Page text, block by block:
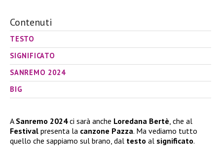
Contenuti
TESTO
SIGNIFICATO
SANREMO 2024
BIG
A Sanremo 2024ci sarà anche Loredana Bertè, che al
Festival presenta la canzone Pazza. Ma vediamo tutto
quello che sappiamo sul brano, dal testo al significato.